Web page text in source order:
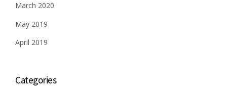
March 2020
May 2019
April 2019
Categories